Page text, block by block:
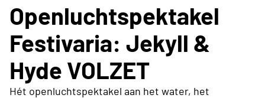
Openluchtspektakel
Festivaria: Jekyll &
Hyde VOLZET
Hét openluchtspektakel aan het water, het